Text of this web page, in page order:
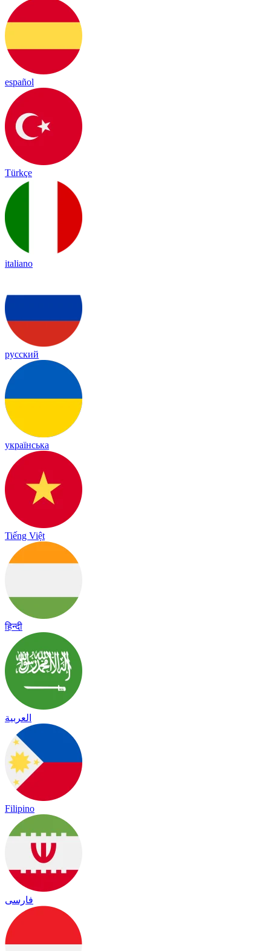
español
Türkçe
italiano
русский
українська
Tiếng Việt
हिन्दी
العربية
Filipino
فارسی